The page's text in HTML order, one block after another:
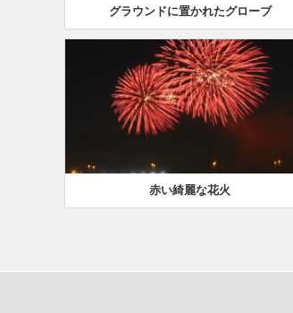
グラウンドに置かれたグローブ
赤い綺麗な花火